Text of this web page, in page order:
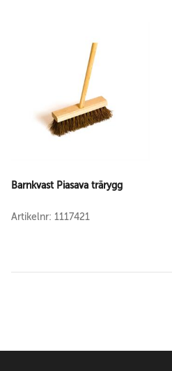
Barnkvast Piasava trärygg
Artikelnr: 1117421